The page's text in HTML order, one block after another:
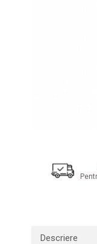
Vata demachianta
Descriere